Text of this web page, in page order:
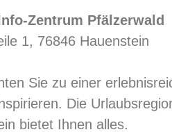
Zentrum Pfälzerwald
1, 76846 Hauenstein
Sie zu einer
Die
bietet Ihnen alles.